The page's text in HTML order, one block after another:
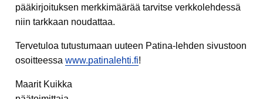
pääkirjoituksen merkkimäärää tarvitse verkkolehdessä
niin tarkkaan noudattaa.
Tervetuloa tutustumaan uuteen Patina-lehden sivustoon
osoitteessa www.patinalehti.fi!
Maarit Kuikka